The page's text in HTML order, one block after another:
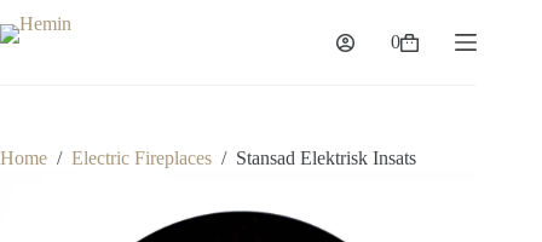
0
Home / Electric Fireplaces / Stansad Elektrisk Insats